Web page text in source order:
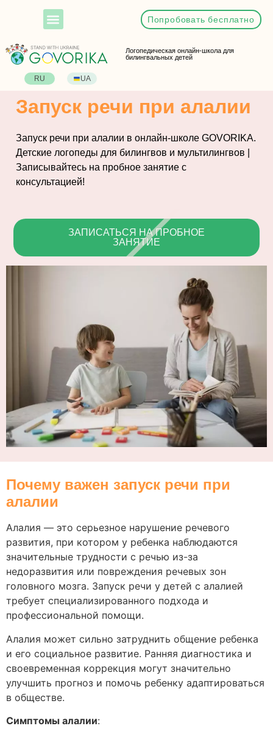
Попробовать бесплатно
Логопедическая онлайн-школа для
билингвальных детей
RU UA
Запуск речи при алалии
Запуск речи при алалии в онлайн-школе GOVORIKA.
Детские логопеды для билингвов и мультилингвов |
Записывайтесь на пробное занятие с
консультацией!
ЗАПИСАТЬСЯ НА ПРОБНОЕ
ЗАНЯТИЕ
Почему важен запуск речи при
алалии
Алалия — это серьезное нарушение речевого
развития, при котором у ребенка наблюдаются
значительные трудности с речью из-за
недоразвития или повреждения речевых зон
головного мозга. Запуск речи у детей с алалией
требует специализированного подхода и
профессиональной помощи.
Алалия может сильно затруднить общение ребенка
и его социальное развитие. Ранняя диагностика и
своевременная коррекция могут значительно
улучшить прогноз и помочь ребенку адаптироваться
в обществе.
Симптомы алалии: